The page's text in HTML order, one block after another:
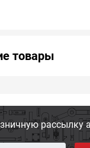
товары
рассылку